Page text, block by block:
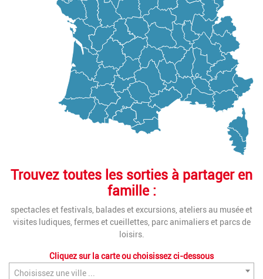
Trouvez toutes les sorties à partager en
famille :
spectacles et festivals, balades et excursions, ateliers au musée et
visites ludiques, fermes et cueillettes, parc animaliers et parcs de
loisirs.
Cliquez sur la carte ou choisissez ci-dessous
Choisissez une ville ...